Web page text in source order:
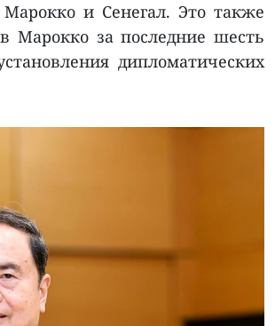
и Сенегал. Это также
Марокко за последние шесть
дипломатических